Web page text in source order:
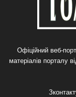
Офіційний веб-
матеріалів порталу